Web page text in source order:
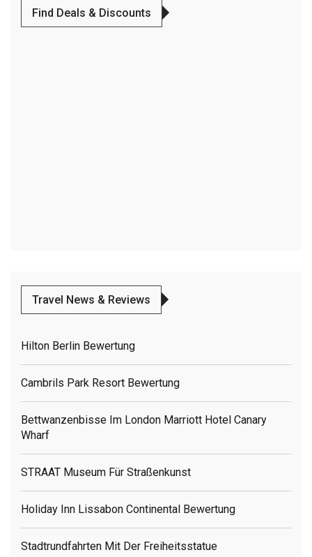
Find Deals & Discounts
Travel News & Reviews
Hilton Berlin Bewertung
Cambrils Park Resort Bewertung
Bettwanzenbisse Im London Marriott Hotel Canary
Wharf
STRAAT Museum Für Straßenkunst
Holiday Inn Lissabon Continental Bewertung
Stadtrundfahrten Mit Der Freiheitsstatue